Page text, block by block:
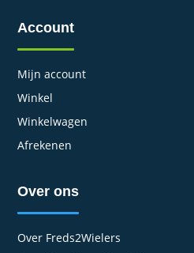
Account
Mijn account
Winkel
Winkelwagen
Afrekenen
Over ons
Over Freds2Wielers